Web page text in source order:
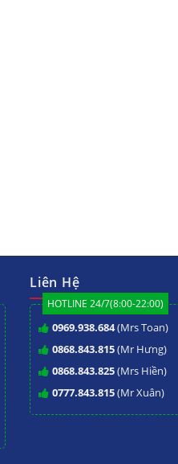
Liên Hệ
HOTLINE 24/7(8:00-22:00)
0969.938.684(Mrs Toan)
0868.843.815(Mr Hưng)
0868.843.825(Mrs Hiền)
0777.843.815(Mr Xuân)